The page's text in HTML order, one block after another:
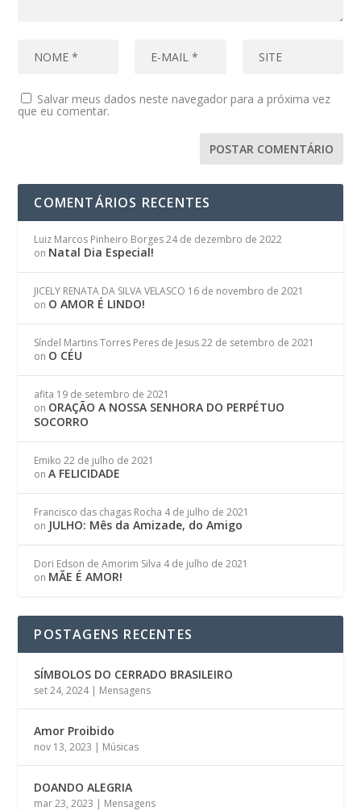
Salvar meus dados neste navegador para a próxima vez
que eu comentar.
COMENTÁRIOS RECENTES
Luiz Marcos Pinheiro Borges 24 de dezembro de 2022
on Natal Dia Especial!
JICELY RENATA DA SILVA VELASCO 16 de novembro de 2021
on O AMOR É LINDO!
Síndel Martins Torres Peres de Jesus 22 de setembro de 2021
on O CÉU
afita 19 de setembro de 2021
on ORAÇÃO A NOSSA SENHORA DO PERPÉTUO
SOCORRO
Emiko 22 de julho de 2021
onA FELICIDADE
Francisco das chagas Rocha 4 de julho de 2021
on JULHO: Mês da Amizade, do Amigo
Dori Edson de Amorim Silva 4 de julho de 2021
on MÃE É AMOR!
POSTAGENS RECENTES
SÍMBOLOS DO CERRADO BRASILEIRO
set 24, 2024| Mensagens
Amor Proibido
nov 13, 2023 | Músicas
DOANDO ALEGRIA
mar 23, 2023 | Mensagens